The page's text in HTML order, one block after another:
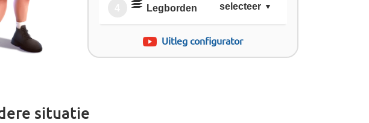
Legborden selecteer
Uitleg configurator
situatie